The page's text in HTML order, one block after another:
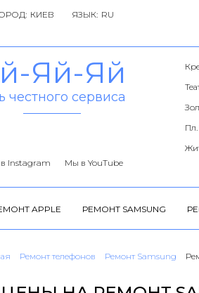
ЯЗЫК:
Яй-Яй
честного сервиса
Instagram Мы в YouTube
APPLE РЕМОНТ SAMSUNG
Ремонт телефонов Ремонт Samsung